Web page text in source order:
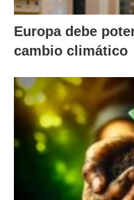
Europa debe
cambio climático